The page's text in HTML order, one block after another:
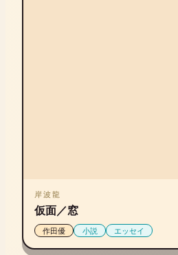
岸波龍
仮面／窓
作田優 小説 エッセイ